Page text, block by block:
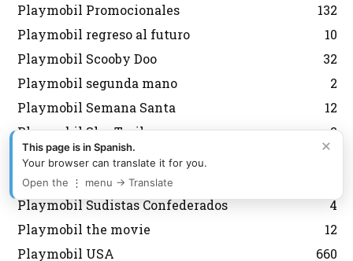
Playmobil Promocionales
132
Playmobil regreso al futuro
10
Playmobil Scooby Doo
32
Playmobil segunda mano
2
Playmobil Semana Santa
12
Playmobil Sky Trails
2
Playmobil Special
Playmobil Special Plus
Playmobil Sudistas Confederados
4
Playmobil the movie
12
Playmobil USA
660
×
This page is in Spanish.
Your browser can translate it for you.
Open the ⋮ menu → Translate